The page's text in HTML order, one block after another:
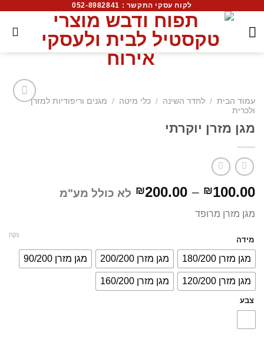
לקוח עסקי התקשר : 052-8982841
עמוד הבית / לחדר השינה / כלי מיטה / מגנים וריפודיות למזרן
ולכרית
מגן מזרן יוקרתי
₪100.00
–
₪200.00 לא כולל מע"מ
מגן מזרן מרופד
מידה
מגן מזרן 180/200 מגן מזרן 200/200 מגן מזרן 90/200
מגן מזרן 120/200 מגן מזרן 160/200
צבע
נקה